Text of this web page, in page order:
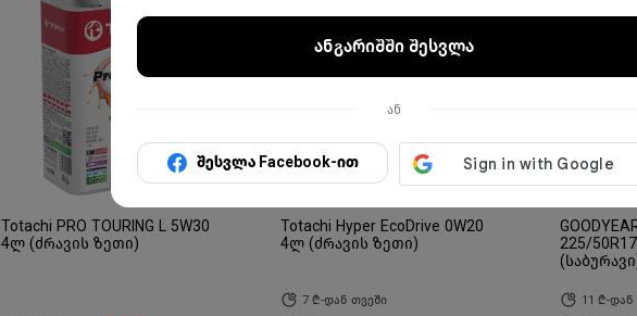
ანგარიშში შესვლა
ან
შესვლა Facebook-ით
Totachi PRO TOURING L 5W30
4ლ (ძრავის ზეთი)
Totachi Hyper EcoDrive 0W20
4ლ (ძრავის ზეთი)
7 ₾-დან თვეში
225/
11 ₾-დან